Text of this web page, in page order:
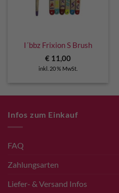
I´bbz Frixion S Brush
€ 11,00
inkl. 20 % MwSt.
Infos zum Einkauf
FAQ
Zahlungsarten
Liefer- & Versand Infos